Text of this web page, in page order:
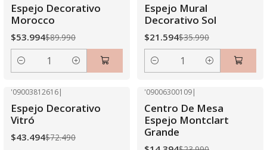
Espejo Decorativo
Morocco
$53.994$89.990
Cantidad
Espejo Mural
Decorativo Sol
$21.594$35.990
Cantidad
Agotado
'09003812616|
Espejo Decorativo
Vitró
$43.494$72.490
'09006300109|
Centro De Mesa
Espejo Montclart
Grande